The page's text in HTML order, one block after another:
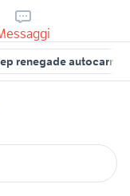
renegade autocarro